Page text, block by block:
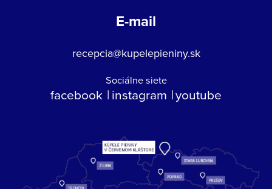
E-mail
recepcia@kupelepieniny.sk
Sociálne siete
facebook instagram youtube